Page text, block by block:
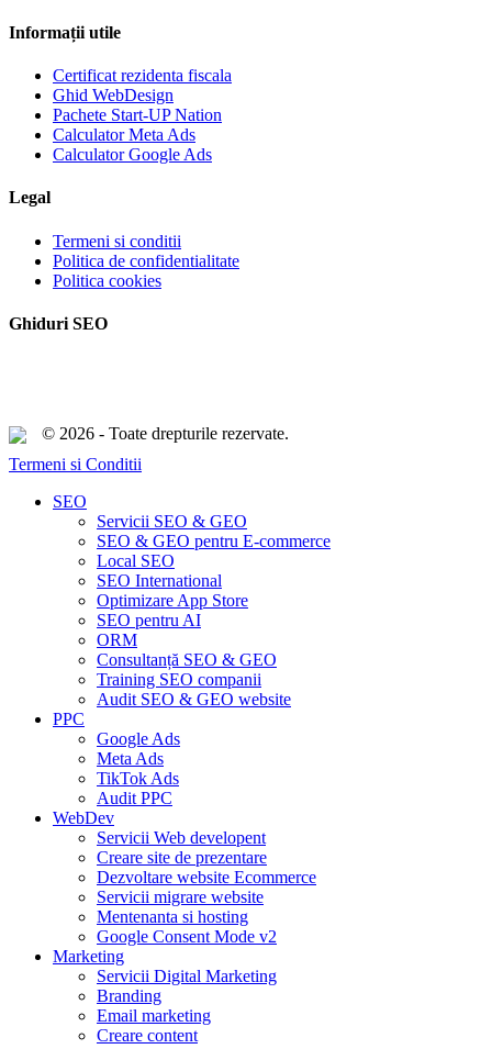
Informații utile
Certificat rezidenta fiscala
Ghid WebDesign
Pachete Start-UP Nation
Calculator Meta Ads
Calculator Google Ads
Legal
Termeni si conditii
Politica de confidentialitate
Politica cookies
Ghiduri SEO
© 2026 - Toate drepturile rezervate.
Termeni si Conditii
Close
SEO
Servicii SEO & GEO
SEO & GEO pentru E-commerce
Local SEO
SEO International
Optimizare App Store
SEO pentru AI
ORM
Consultanță SEO & GEO
Training SEO companii
Audit SEO & GEO website
PPC
Google Ads
Meta Ads
TikTok Ads
Audit PPC
WebDev
Servicii Web developent
Creare site de prezentare
Dezvoltare website Ecommerce
Servicii migrare website
Mentenanta si hosting
Google Consent Mode v2
Marketing
Servicii Digital Marketing
Branding
Email marketing
Creare content